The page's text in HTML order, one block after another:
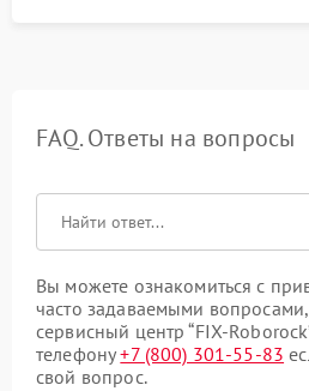
FAQ. Ответы на вопросы
Вы можете ознакомиться с
часто задаваемыми
сервисный центр “FIX-
телефону+7 (800) 301-55-83
свой вопрос.